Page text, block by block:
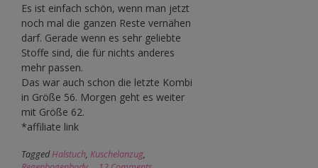
Es ist einfach schön, wenn man jetzt
noch mal die ganzen Reste vernähen
darf. Gerade wenn es sehr geliebte
Stoffe sind, die für nichts anderes
mehr passen.
Das war auch schon die letzte Kombi
in Größe 56. Morgen geht es weiter
mit Größe 62.
*affiliate link
TaggedHalstuch, Kuschelanzug,